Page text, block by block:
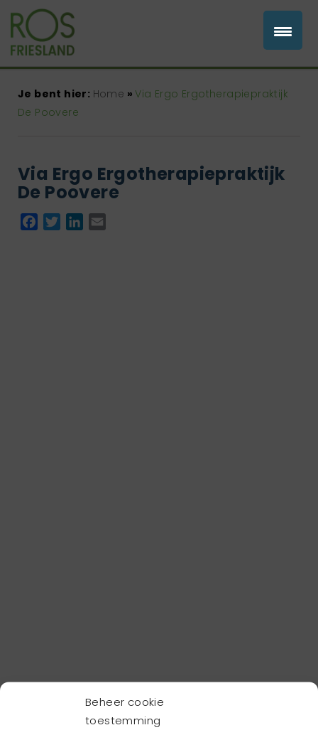
Beheer cookie
toestemming
Je bent hier: Home »Via Ergo Ergotherapiepraktijk
De Poovere
Via Ergo Ergotherapiepraktijk
De Poovere
Facebook
TwitterLinkedIn